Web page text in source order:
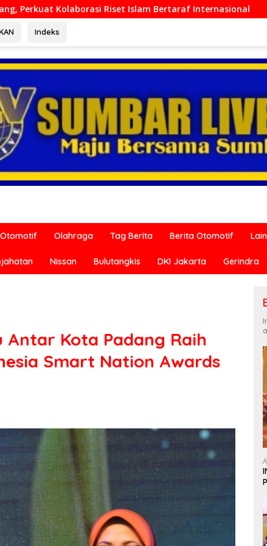
Islam Bertaraf Internasional Ditreskrimum Polda
Indeks
Otomotif Olahraga Tag Berita Berita Otomotif
Nissan Bulutangkis DKI Jakarta Gerindra
Kota Padang Raih
Smart Nation Awards